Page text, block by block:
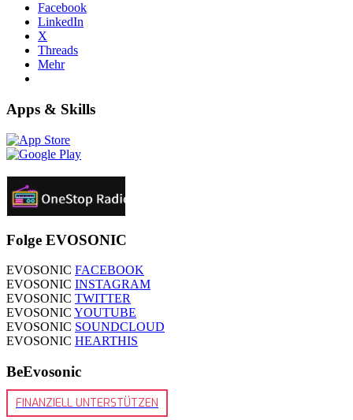
Facebook
LinkedIn
X
Threads
Mehr
Apps & Skills
Folge EVOSONIC
EVOSONIC FACEBOOK
EVOSONIC INSTAGRAM
EVOSONIC TWITTER
EVOSONIC YOUTUBE
EVOSONIC SOUNDCLOUD
EVOSONIC HEARTHIS
BeEvosonic
FINANZIELL UNTERSTÜTZEN